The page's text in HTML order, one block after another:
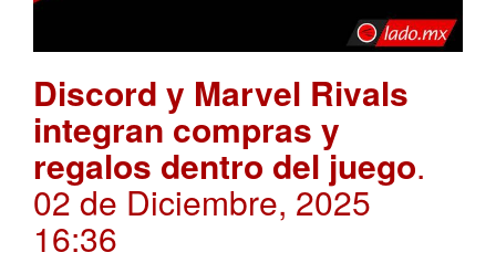
Discord y Marvel Rivals
integran compras y
regalos dentro del juego.
02 de Diciembre, 2025
16:36